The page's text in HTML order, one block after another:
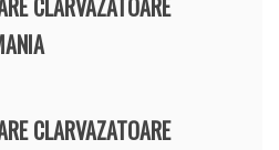
CLARVAZATOARE
CLARVAZATOARE